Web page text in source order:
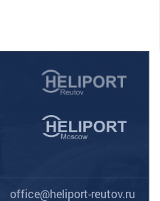
office@heliport-reutov.ru